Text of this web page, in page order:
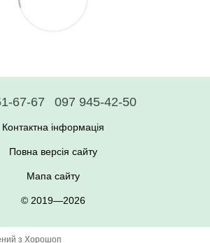
67-67 097 945-42-50
Контактна інформація
Повна версія сайту
Мапа сайту
© 2019—2026
з Хорошоп